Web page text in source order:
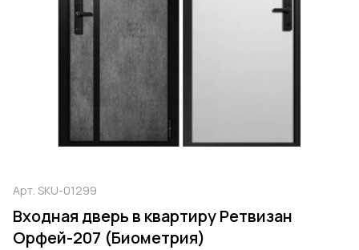
Арт. SKU-01299
Входная дверь в квартиру Ретвизан
Орфей-207 (Биометрия)